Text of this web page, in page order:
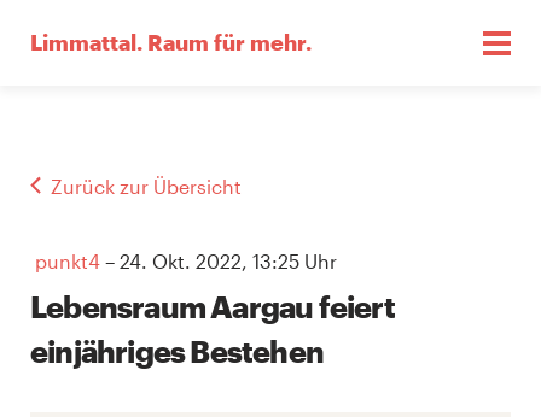
Limmattal. Raum für mehr.
Zurück zur Übersicht
punkt4 – 24. Okt. 2022, 13:25 Uhr
Lebensraum Aargau feiert
einjähriges Bestehen